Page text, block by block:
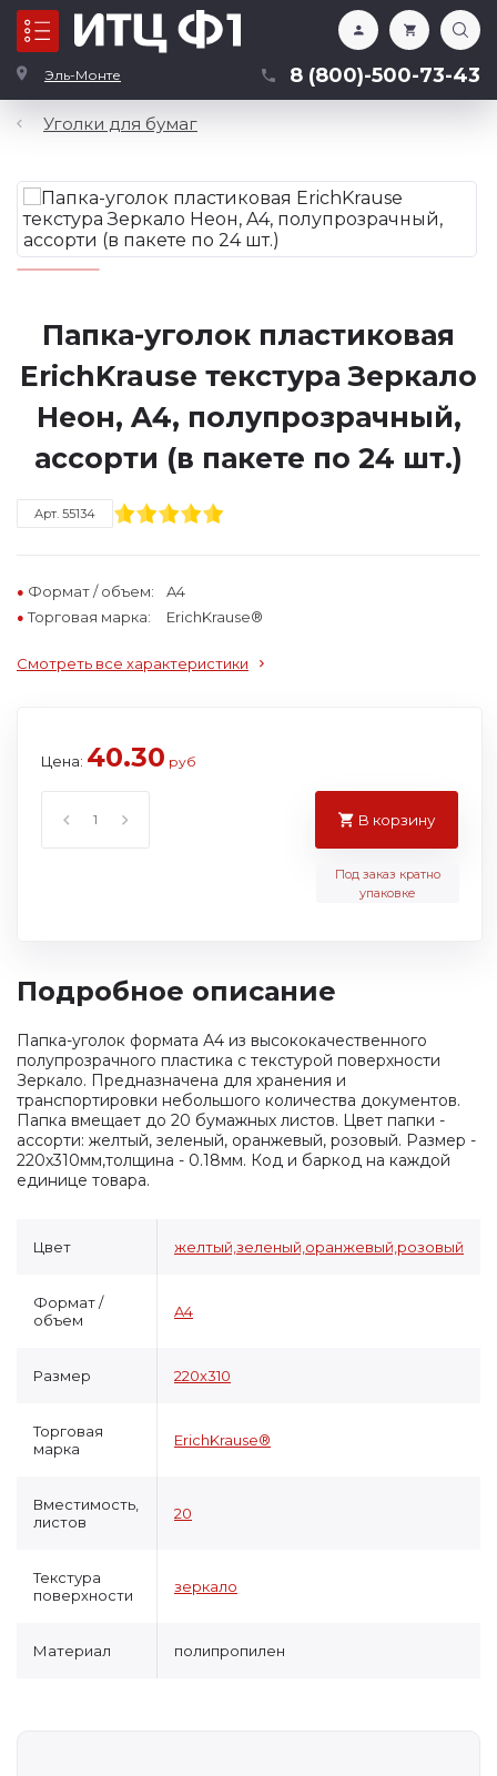
Эль-Монте 8 (800)-500-73-43
Каталог
Уголки для бумаг
Папка-уголок пластиковая
ErichKrause текстура Зеркало
Неон, A4, полупрозрачный,
ассорти (в пакете по 24 шт.)
Арт. 55134
Формат / объем:
Торговая марка:
A4
ErichKrause®
Смотреть все характеристики
Цена: 40.30 руб
В корзину
Под заказ кратно
упаковке
Подробное описание
Папка-уголок формата А4 из высококачественного
полупрозрачного пластика с текстурой поверхности
Зеркало. Предназначена для хранения и
транспортировки небольшого количества документов.
Папка вмещает до 20 бумажных листов. Цвет папки -
ассорти: желтый, зеленый, оранжевый, розовый. Размер -
220х310мм,толщина - 0.18мм. Код и баркод на каждой
единице товара.
Цвет желтый,зеленый,оранжевый,розовый
Формат /
объем
A4
Размер 220х310
Торговая
марка
ErichKrause®
Вместимость,
листов
20
Текстура
поверхности
зеркало
Материал полипропилен